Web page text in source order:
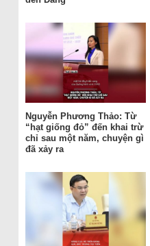
Nguyễn Phương Thảo: Từ
“hạt giống đỏ” đến khai trừ
chỉ sau một năm, chuyện gì
đã xảy ra